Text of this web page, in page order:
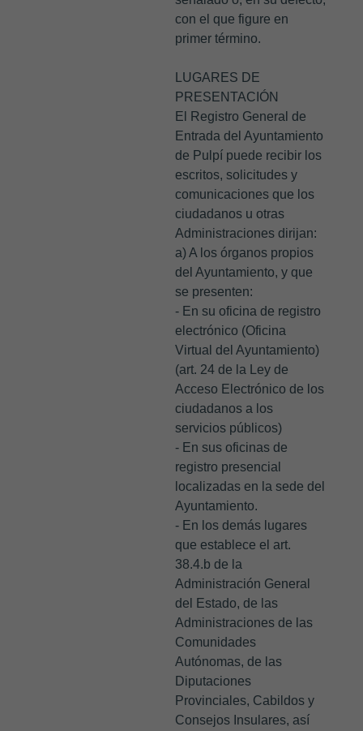
con el que figure en
primer término.
LUGARES DE
PRESENTACIÓN
El Registro General de
Entrada del Ayuntamiento
de Pulpí puede recibir los
escritos, solicitudes y
comunicaciones que los
ciudadanos u otras
Administraciones dirijan:
a) A los órganos propios
del Ayuntamiento, y que
se presenten:
- En su oficina de registro
electrónico (Oficina
Virtual del Ayuntamiento)
(art. 24 de la Ley de
Acceso Electrónico de los
ciudadanos a los
servicios públicos)
- En sus oficinas de
registro presencial
localizadas en la sede del
Ayuntamiento.
- En los demás lugares
que establece el art.
38.4.b de la
Administración General
del Estado, de las
Administraciones de las
Comunidades
Autónomas, de las
Diputaciones
Provinciales, Cabildos y
Consejos Insulares, así